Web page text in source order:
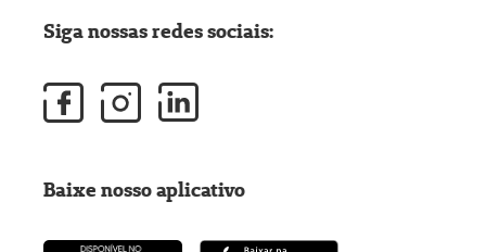
Siga nossas redes sociais:
Baixe nosso aplicativo